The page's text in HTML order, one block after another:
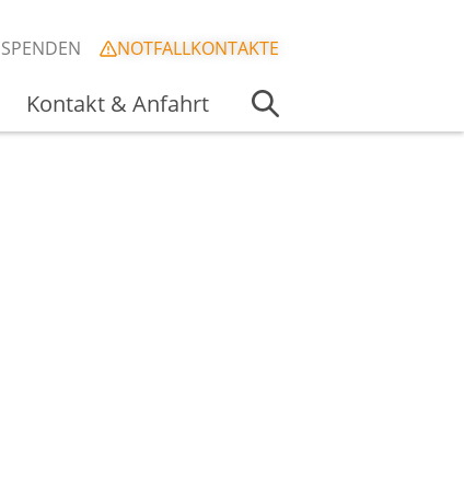
SPENDEN NOTFALLKONTAKTE
Kontakt & Anfahrt